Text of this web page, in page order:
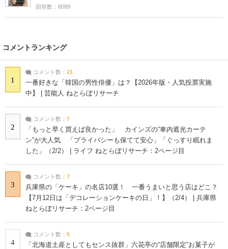
回答数：8089
コメントランキング
1
コメント数： 21
一番好きな「韓国の男性俳優」は？【2026年版・人気投票実施
中】 | 芸能人 ねとらぼリサーチ
2
コメント数： 7
「もっと早く買えば良かった」 カインズの“車内遮光カーテ
ン”が大人気 「プライバシーも保てて安心」「ぐっすり眠れま
した」（2/2） | ライフ ねとらぼリサーチ：2ページ目
3
コメント数： 7
兵庫県の「ケーキ」の名店10選！ 一番うまいと思う店はどこ？
【7月12日は「デコレーションケーキの日」！】（2/4） | 兵庫県
ねとらぼリサーチ：2ページ目
4
コメント数： 5
「北海道土産としてもセンス抜群」六花亭の“店舗限定”お菓子が